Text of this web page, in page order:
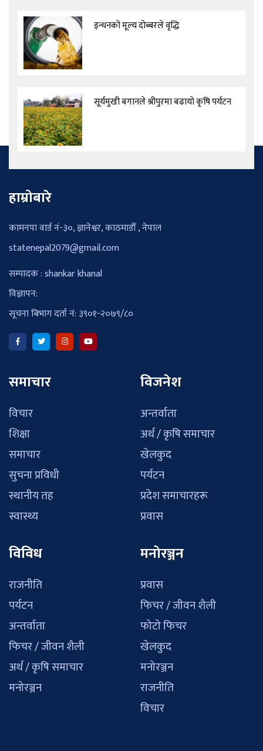
इन्धनको मूल्य दोब्बरले वृद्धि
सूर्यमुखी बगानले श्रीपुरमा बढायो कृषि पर्यटन
हाम्रोबारे
कामनपा वार्ड नं-३०, ज्ञानेश्वर, काठमाडौँ , नेपाल
statenepal2079@gmail.com
सम्पादक : shankar khanal
विज्ञापन:
सूचना बिभाग दर्ता नं: ३९०१-२०७९/८०
समाचार
विचार
शिक्षा
समाचार
सुचना प्रविधी
स्थानीय तह
स्वास्थ्य
विजनेश
अन्तर्वाता
अर्थ / कृषि समाचार
खेलकुद
पर्यटन
प्रदेश समाचारहरू
प्रवास
विविध
राजनीति
पर्यटन
अन्तर्वाता
फिचर / जीवन शैली
अर्थ / कृषि समाचार
मनोरञ्जन
मनोरञ्जन
प्रवास
फिचर / जीवन शैली
फोटो फिचर
खेलकुद
मनोरञ्जन
राजनीति
विचार